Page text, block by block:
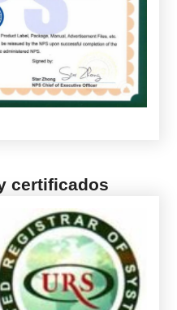
certificados